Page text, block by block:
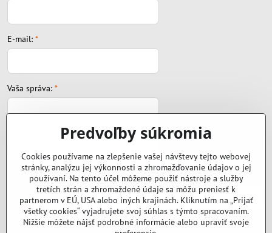
E-mail: *
Vaša správa: *
Súbor:
Predvoľby súkromia
Cookies používame na zlepšenie vašej návštevy tejto webovej
stránky, analýzu jej výkonnosti a zhromažďovanie údajov o jej
používaní. Na tento účel môžeme použiť nástroje a služby
tretích strán a zhromaždené údaje sa môžu preniesť k
partnerom v EÚ, USA alebo iných krajinách. Kliknutím na „Prijať
všetky cookies“ vyjadrujete svoj súhlas s týmto spracovaním.
Nižšie môžete nájsť podrobné informácie alebo upraviť svoje